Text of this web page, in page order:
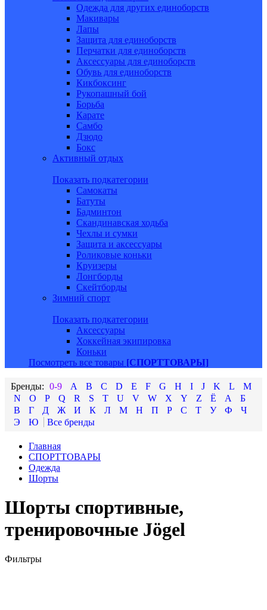
Одежда для других единоборств
Макивары
Лапы
Защита для единоборств
Перчатки для единоборств
Аксессуары для единоборств
Обувь для единоборств
Кикбоксинг
Рукопашный бой
Борьба
Карате
Самбо
Дзюдо
Бокс
Активный отдых
Показать подкатегории
Самокаты
Батуты
Бадминтон
Скандинавская ходьба
Чехлы и сумки
Защита и аксессуары
Роликовые коньки
Круизеры
Лонгборды
Скейтборды
Зимний спорт
Показать подкатегории
Аксессуары
Хоккейная экипировка
Коньки
Посмотреть все товары [СПОРТТОВАРЫ]
0-9 A B C D E F G H I J K L
M
N
O P Q R S T U V W X Y Z Ё А
Б
В
Г Д Ж И К Л М Н П Р С Т У Ф
Ч
Э
Ю
Главная
СПОРТТОВАРЫ
Одежда
Шорты
Шорты спортивные,
тренировочные Jögel
Фильтры